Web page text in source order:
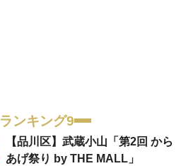
ランキング9
【品川区】武蔵小山「第2回 から
あげ祭り by THE MALL」